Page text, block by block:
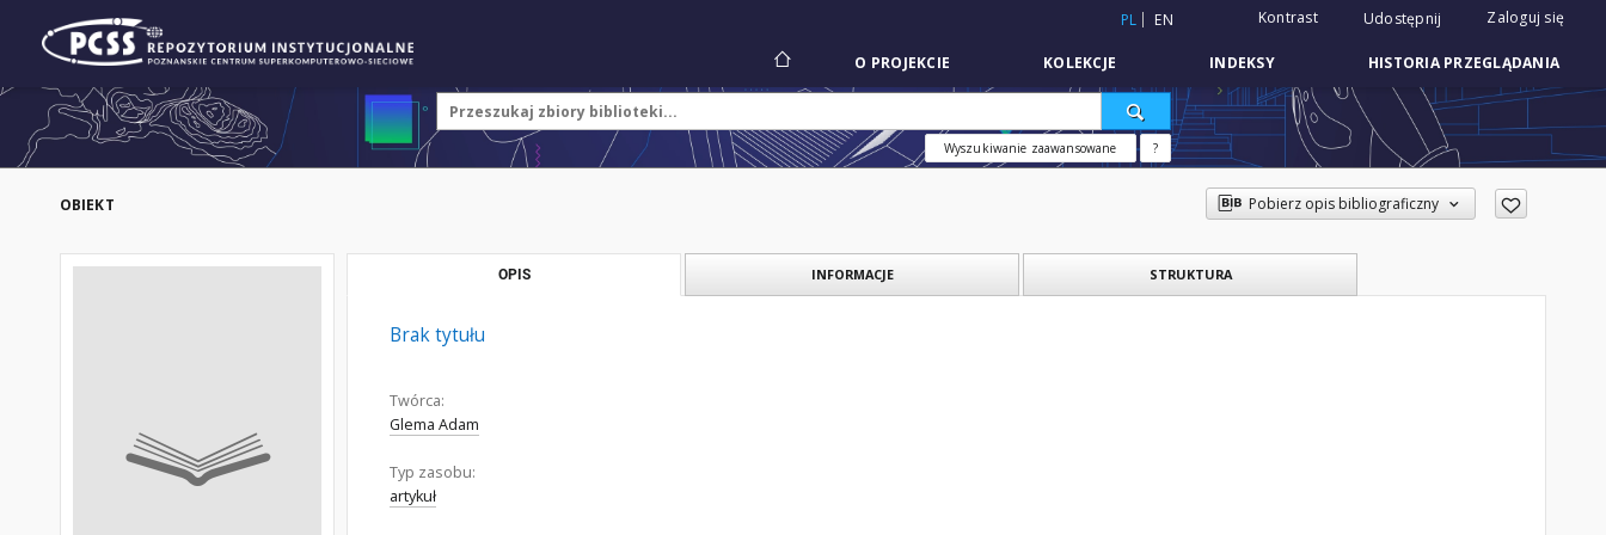
PL EN Kontrast Udostępnij Zaloguj się
O PROJEKCIE KOLEKCJE INDEKSY HISTORIA PRZEGLĄDANIA
Wyszukiwanie zaawansowane ?
OBIEKT Pobierz opis bibliograficzny
OPIS INFORMACJE STRUKTURA
Brak tytułu
Twórca:
Glema Adam
Typ zasobu:
artykuł